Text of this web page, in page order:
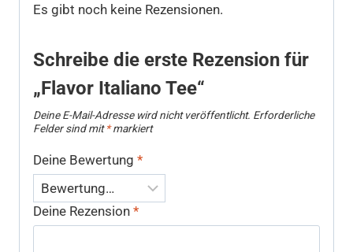
Es gibt noch keine Rezensionen.
Schreibe die erste Rezension für
„Flavor Italiano Tee“
Deine E-Mail-Adresse wird nicht veröffentlicht. Erforderliche
Felder sind mit*markiert
Deine Bewertung *
Deine Rezension *